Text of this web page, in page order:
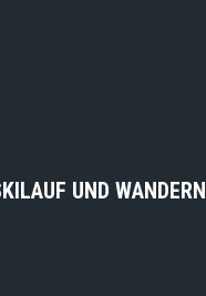
UND WANDERN